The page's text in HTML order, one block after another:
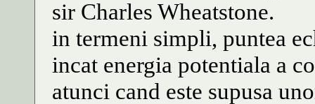
sir Charles Wheatstone.
in termeni simpli, puntea
incat energia potentiala a
atunci cand este supusa